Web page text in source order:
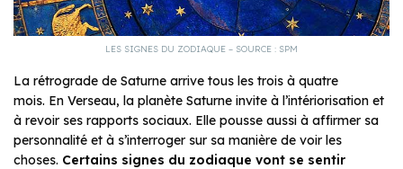
LES SIGNES DU ZODIAQUE – SOURCE : SPM
La rétrograde de Saturne arrive tous les trois à quatre
mois. En Verseau, la planète Saturne invite à l’intériorisation et
à revoir ses rapports sociaux. Elle pousse aussi à affirmer sa
personnalité et à s’interroger sur sa manière de voir les
choses. Certains signes du zodiaque vont se sentir